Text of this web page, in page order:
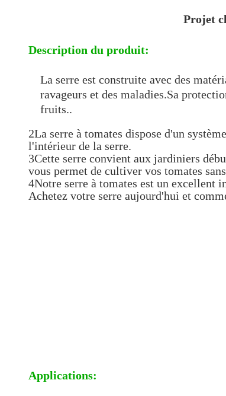
Projet
Description du produit:
La serre est construite avec des
ravageurs et des maladies.Sa
fruits..
2La serre à tomates dispose d'un
l'intérieur de la serre.
3Cette serre convient aux jardiniers
vous permet de cultiver vos tomates
4Notre serre à tomates est un excellent
Achetez votre serre aujourd'hui et
Applications: